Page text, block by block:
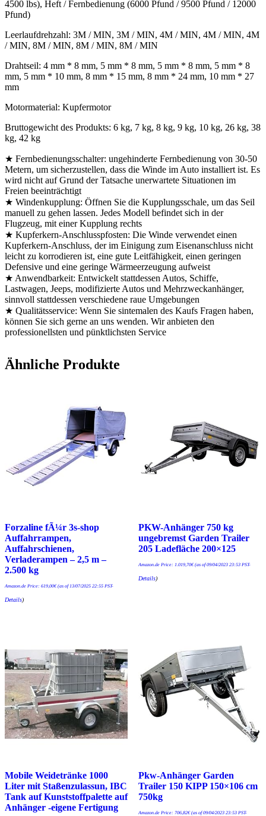
4500 lbs), Heft / Fernbedienung (6000 Pfund / 9500 Pfund / 12000
Pfund)
Leerlaufdrehzahl: 3M / MIN, 3M / MIN, 4M / MIN, 4M / MIN, 4M
/ MIN, 8M / MIN, 8M / MIN, 8M / MIN
Drahtseil: 4 mm * 8 mm, 5 mm * 8 mm, 5 mm * 8 mm, 5 mm * 8
mm, 5 mm * 10 mm, 8 mm * 15 mm, 8 mm * 24 mm, 10 mm * 27
mm
Motormaterial: Kupfermotor
Bruttogewicht des Produkts: 6 kg, 7 kg, 8 kg, 9 kg, 10 kg, 26 kg, 38
kg, 42 kg
★ Fernbedienungsschalter: ungehinderte Fernbedienung von 30-50
Metern, um sicherzustellen, dass die Winde im Auto installiert ist. Es
wird nicht auf Grund der Tatsache unerwartete Situationen im
Freien beeinträchtigt
★ Windenkupplung: Öffnen Sie die Kupplungsschale, um das Seil
manuell zu gehen lassen. Jedes Modell befindet sich in der
Flugzeug, mit einer Kupplung rechts
★ Kupferkern-Anschlusspfosten: Die Winde verwendet einen
Kupferkern-Anschluss, der im Einigung zum Eisenanschluss nicht
leicht zu korrodieren ist, eine gute Leitfähigkeit, einen geringen
Defensive und eine geringe Wärmeerzeugung aufweist
★ Anwendbarkeit: Entwickelt stattdessen Autos, Schiffe,
Lastwagen, Jeeps, modifizierte Autos und Mehrzweckanhänger,
sinnvoll stattdessen verschiedene raue Umgebungen
★ Qualitätsservice: Wenn Sie sintemalen des Kaufs Fragen haben,
können Sie sich gerne an uns wenden. Wir anbieten den
professionellsten und pünktlichsten Service
Ähnliche Produkte
Forzaline fÃ¼r 3s-shop
Auffahrrampen,
Auffahrschienen,
Verladerampen – 2,5 m –
2.500 kg
Amazon.de Price: 619,00€(as of 13/07/2025 22:55 PST-
Details)
PKW-Anhänger 750 kg
ungebremst Garden Trailer
205 Ladefläche 200×125
Amazon.de Price: 1.019,70€(as of 09/04/2023 23:53 PST-
Details)
Mobile Weidetränke 1000
Liter mit Staßenzulassun, IBC
Tank auf Kunststoffpalette auf
Anhänger -eigene Fertigung
Pkw-Anhänger Garden
Trailer 150 KIPP 150×106 cm
750kg
Amazon.de Price: 706,82€(as of 09/04/2023 23:53 PST-